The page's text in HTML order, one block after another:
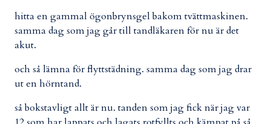
hitta en gammal ögonbrynsgel bakom tvättmaskinen.
samma dag som jag går till tandläkaren för nu är det
akut.
och så lämna för flyttstädning. samma dag som jag drar
ut en hörntand.
så bokstavligt allt är nu. tanden som jag fick när jag var